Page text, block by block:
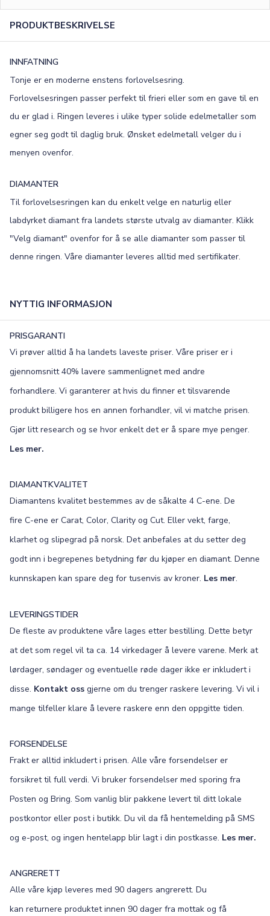
0/15
Old English
Edwardian
Script MT Corinthia
PRODUKTBESKRIVELSE
INNFATNING
Tonje er en moderne enstens forlovelsesring.
Forlovelsesringen passer perfekt til frieri eller som en gave til en
du er glad i. Ringen leveres i ulike typer solide edelmetaller som
egner seg godt til daglig bruk. Ønsket edelmetall velger du i
menyen ovenfor.
DIAMANTER
Til forlovelsesringen kan du enkelt velge en naturlig eller
labdyrket diamant fra landets største utvalg av diamanter. Klikk
"Velg diamant" ovenfor for å se alle diamanter som passer til
denne ringen. Våre diamanter leveres alltid med sertifikater.
NYTTIG INFORMASJON
PRISGARANTI
Vi prøver alltid å ha landets laveste priser. Våre priser er i
gjennomsnitt 40% lavere sammenlignet med andre
forhandlere. Vi garanterer at hvis du finner et tilsvarende
produkt billigere hos en annen forhandler, vil vi matche prisen.
Gjør litt research og se hvor enkelt det er å spare mye penger.
Les mer.
DIAMANTKVALITET
Diamantens kvalitet bestemmes av de såkalte 4 C-ene. De
fire C-ene er Carat, Color, Clarity og Cut. Eller vekt, farge,
klarhet og slipegrad på norsk. Det anbefales at du setter deg
godt inn i begrepenes betydning før du kjøper en diamant. Denne
kunnskapen kan spare deg for tusenvis av kroner. Les mer.
LEVERINGSTIDER
De fleste av produktene våre lages etter bestilling. Dette betyr
at det som regel vil ta ca. 14 virkedager å levere varene. Merk at
lørdager, søndager og eventuelle røde dager ikke er inkludert i
disse. Kontakt oss gjerne om du trenger raskere levering. Vi vil i
mange tilfeller klare å levere raskere enn den oppgitte tiden.
FORSENDELSE
Frakt er alltid inkludert i prisen. Alle våre forsendelser er
forsikret til full verdi. Vi bruker forsendelser med sporing fra
Posten og Bring. Som vanlig blir pakkene levert til ditt lokale
postkontor eller post i butikk. Du vil da få hentemelding på SMS
og e-post, og ingen hentelapp blir lagt i din postkasse. Les mer.
ANGRERETT
Alle våre kjøp leveres med 90 dagers angrerett. Du
kan returnere produktet innen 90 dager fra mottak og få